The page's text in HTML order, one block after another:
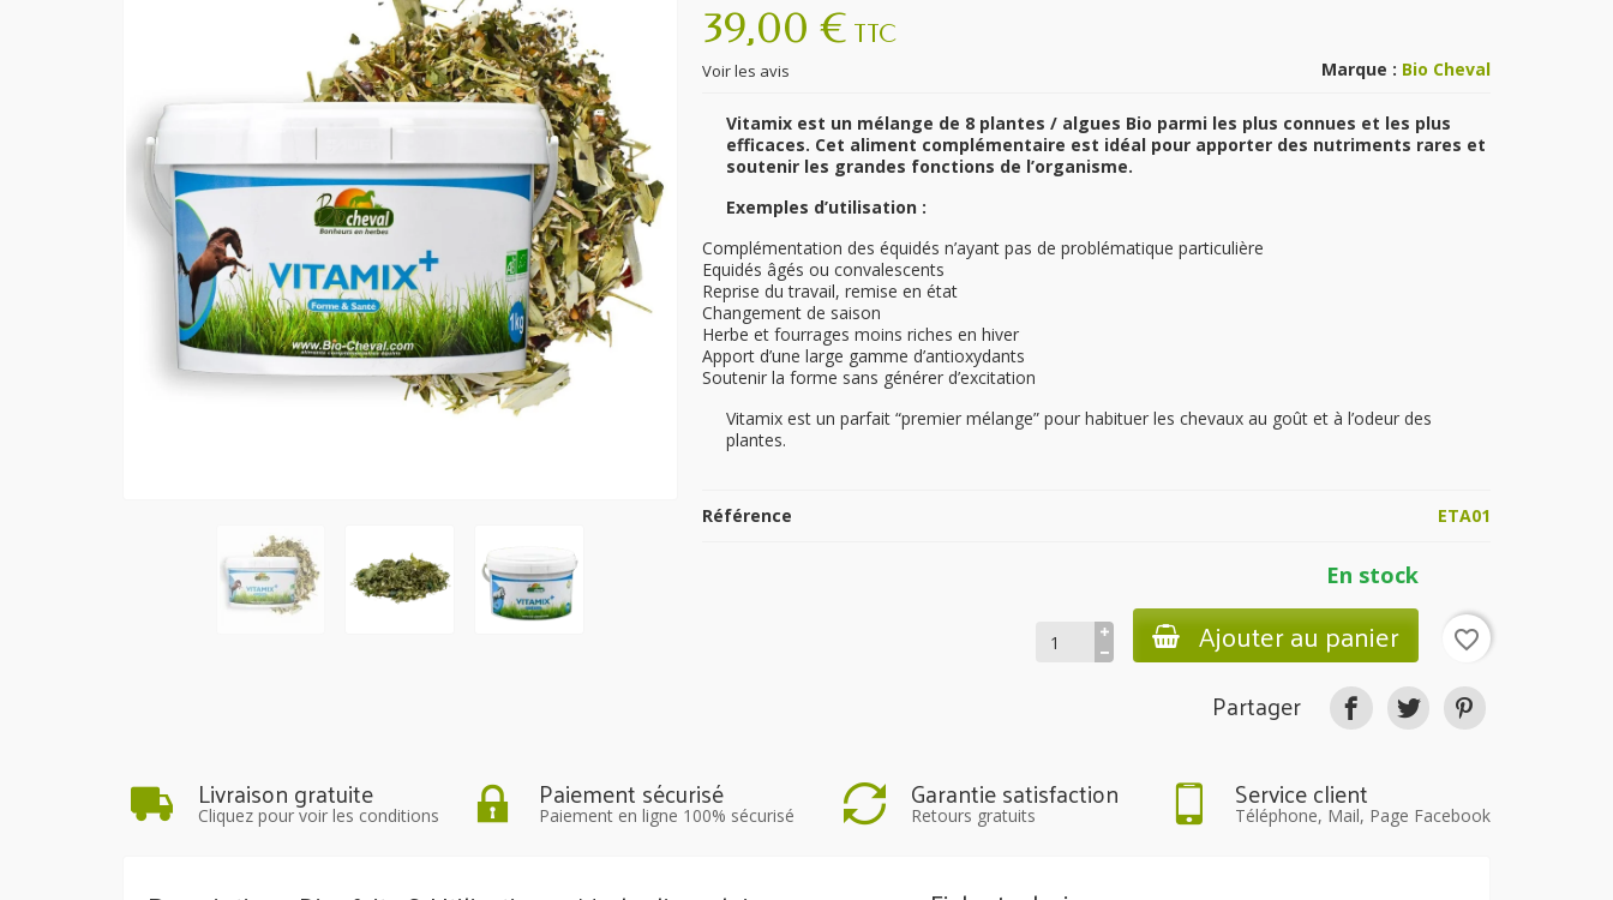
Marque : Bio Cheval
39,00 € TTC
Voir les avis
Vitamix est un mélange de 8 plantes / algues Bio parmi les plus connues et les plus
efficaces. Cet aliment complémentaire est idéal pour apporter des nutriments rares et
soutenir les grandes fonctions de l’organisme.
Exemples d’utilisation :
Complémentation des équidés n’ayant pas de problématique particulière
Equidés âgés ou convalescents
Reprise du travail, remise en état
Changement de saison
Herbe et fourrages moins riches en hiver
Apport d’une large gamme d’antioxydants
Soutenir la forme sans générer d’excitation
Vitamix est un parfait “premier mélange” pour habituer les chevaux au goût et à l’odeur des
plantes.
Référence ETA01
En stock
Ajouter au panier favorite_border
Partager
Livraison gratuite
Cliquez pour voir les conditions
Paiement sécurisé
Paiement en ligne 100% sécurisé
Garantie satisfaction
Retours gratuits
Service client
Téléphone, Mail, Page Facebook